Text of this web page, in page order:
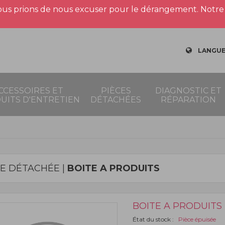
prions de nous excuser pour le dérangement.
ET
D'ENTRETIEN
PIÈCES
DÉTACHÉES
DIAGNOSTIC ET
RÉPARATION
DÉTACHÉE | BOITE A PRODUITS
BOITE A PRODUITS
État du stock : Pièce épuisée